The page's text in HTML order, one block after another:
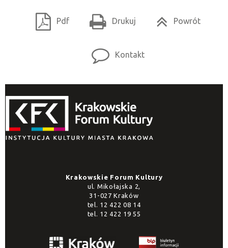
Pdf Drukuj Powrót
Kontakt
Krakowskie Forum Kultury
ul. Mikołajska 2,
31-027 Kraków
tel. 12 422 08 14
tel. 12 422 19 55